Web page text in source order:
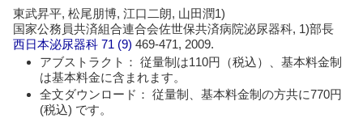
東武昇平, 松尾朋博, 江口二朗, 山田潤1)
国家公務員共済組合連合会佐世保共済病院泌尿器科, 1)部長
西日本泌尿器科 71 (9)469-471, 2009.
アブストラクト： 従量制は110円（税込）、基本料金制
は基本料金に含まれます。
全文ダウンロード： 従量制、基本料金制の方共に770円
(税込) です。